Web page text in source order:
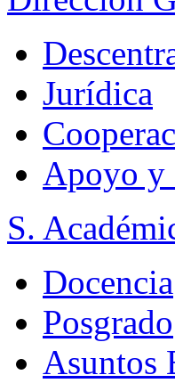
Jurídica
Apoyo y
S.
Docencia
Posgrado
Asuntos